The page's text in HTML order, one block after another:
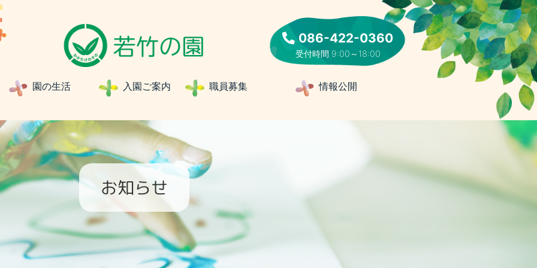
086-422-0360
受付時間 9:00～18:00
園の生活 入園ご案内 職員募集 情報公開
お知らせ